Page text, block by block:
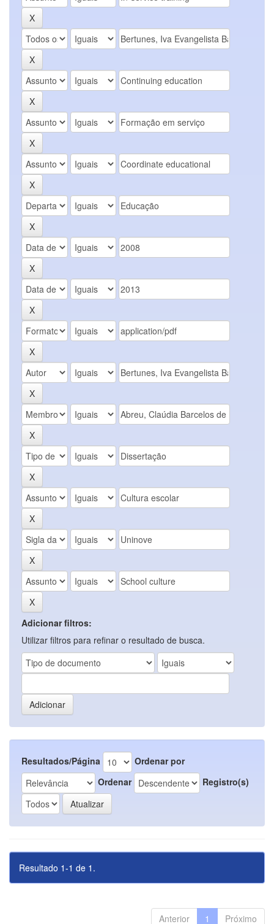
Adicionar filtros:
Utilizar filtros para refinar o resultado de busca.
Resultados/Página
Ordenar por
Ordenar
Registro(s)
Resultado 1-1 de 1.
Anterior 1 Próximo